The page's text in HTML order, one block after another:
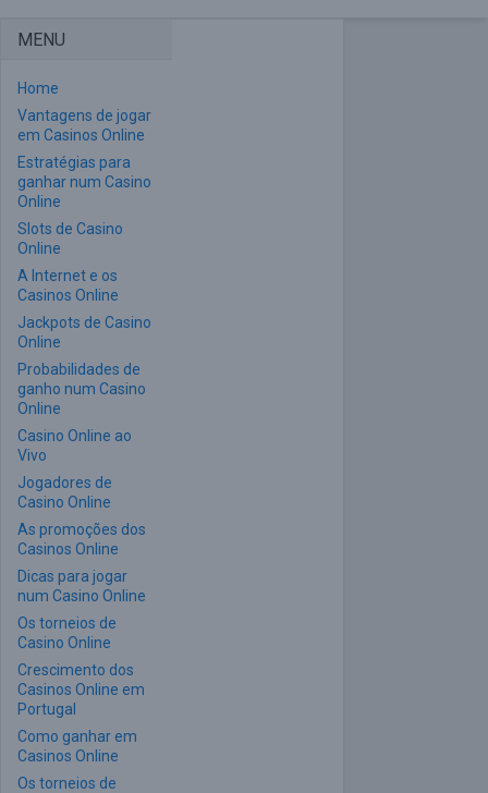
MENU
Home
Vantagens de jogar
em Casinos Online
Estratégias para
ganhar num Casino
Online
Slots de Casino
Online
A Internet e os
Casinos Online
Jackpots de Casino
Online
Probabilidades de
ganho num Casino
Online
Casino Online ao
Vivo
Jogadores de
Casino Online
As promoções dos
Casinos Online
Dicas para jogar
num Casino Online
Os torneios de
Casino Online
Crescimento dos
Casinos Online em
Portugal
Como ganhar em
Casinos Online
Os torneios de